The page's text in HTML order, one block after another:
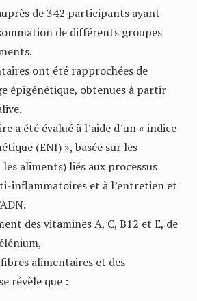
de 342 participants ayant
de différents groupes
ont été rapprochées de
épigénétique, obtenues à partir
a été évalué à l’aide d’un « indice
(ENI) », basée sur les
aliments) liés aux processus
inflammatoires et à l’entretien et
des vitamines A, C, B12 et E, de
alimentaires et des
révèle que :